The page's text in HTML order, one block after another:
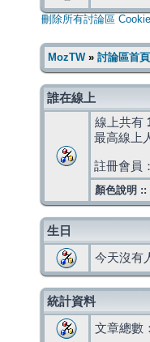
刪除所有討論區
MozTW» 討論區首頁
誰在線上
線上共有
最高線上
註冊會員
顏色說明 ::
生日
今天沒有
統計資料
文章總數：